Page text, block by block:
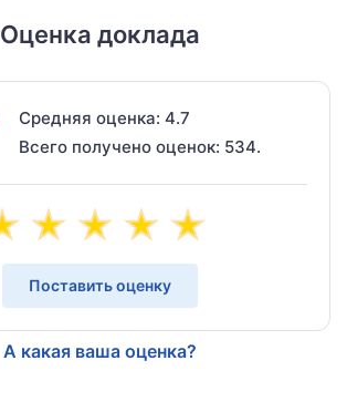
Оценка доклада
Средняя оценка: 4.7
Всего получено оценок: 534.
Поставить оценку
А какая ваша оценка?